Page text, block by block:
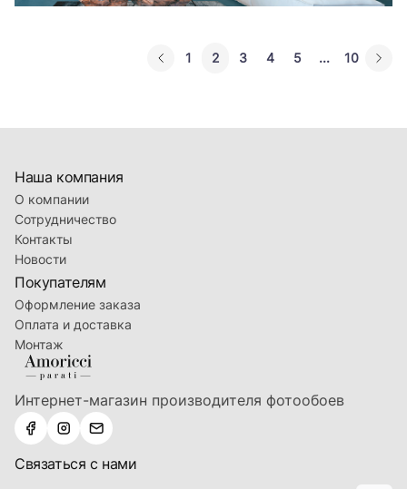
1 2 3 4 5 ... 10
Интернет-магазин производителя фотообоев
Наша компания
О компании
Сотрудничество
Контакты
Новости
Покупателям
Оформление заказа
Оплата и доставка
Монтаж
Связаться с нами